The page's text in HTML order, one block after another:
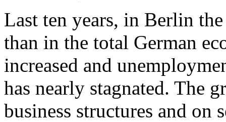
Last ten years, in Berlin
than in the total German
increased and
has nearly stagnated. The
business structures and on